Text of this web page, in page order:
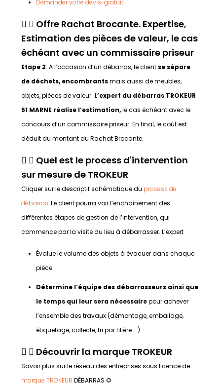
Demander votre devis-gratuit
Offre Rachat Brocante. Expertise,
Estimation des pièces de valeur, le cas
échéant avec un commissaire priseur
Etape 2: A l’occasion d’un débarras, le client se sépare
de déchets, encombrantsmais aussi de meubles,
objets, pièces de valeur. L’expert du débarras TROKEUR
51 MARNE réalise l’estimation,le cas échéant avec le
concours d’un commissaire priseur. En final, le coût est
déduit du montant du Rachat Brocante.
Quel est le process d'intervention
sur mesure de TROKEUR
Cliquer sur le descriptif schématique du process de
débarras.Le client pourra voir l’enchaînement des
différentes étapes de gestion de l’intervention, qui
commence par la visite du lieu à débarrasser. L’expert
Évalue le volume des objets à évacuer dans chaque
pièce
Détermine l’équipe des débarrasseurs ainsi que
le temps qui leur sera nécessairepour achever
l’ensemble des travaux (démontage, emballage,
étiquetage, collecte, tri par filière ….)
Découvrir la marque TROKEUR
Savoir plus sur le réseau des entreprises sous licence de
marque TROKEUR DÉBARRAS ©